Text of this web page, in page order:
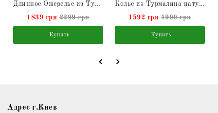
Длинное Ожерелье из Турмалина натурального
1839 грн 2299 грн
Купить
Колье из Турмалина натурального
1592 грн 1990 грн
Купить
Адрес г.Киев